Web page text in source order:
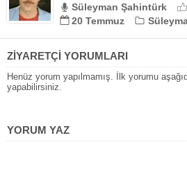
Süleyman Şahintürk
20 Temmuz
ZİYARETÇİ YORUMLARI
Henüz yorum yapılmamış. İlk yorumu
yapabilirsiniz.
YORUM YAZ